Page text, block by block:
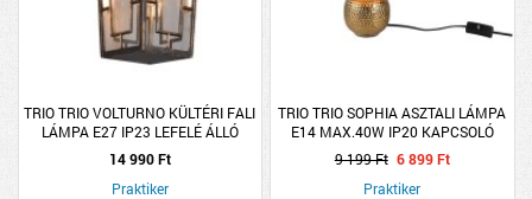
TRIO TRIO VOLTURNO KÜLTÉRI FALI
LÁMPA E27 IP23 LEFELÉ ÁLLÓ
30X15X19CM ANTIK BRONZ
14 990 Ft
Praktiker
TRIO TRIO SOPHIA ASZTALI LÁMPA
E14 MAX.40W IP20 KAPCSOLÓ
26X16CM ARANY-ZÖLD
9 199 Ft 6 899 Ft
Praktiker